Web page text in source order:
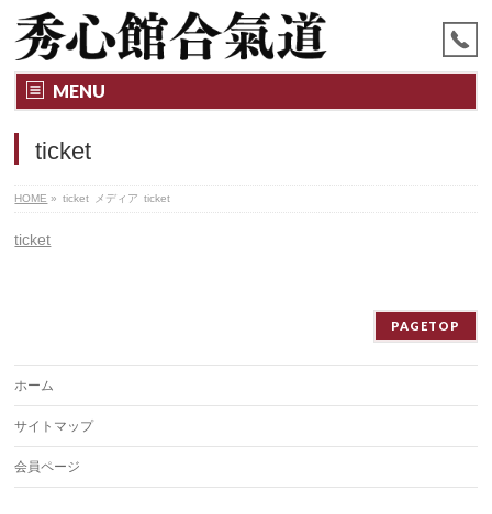
MENU
ticket
HOME » ticket メディア ticket
ticket
PAGETOP
ホーム
サイトマップ
会員ページ